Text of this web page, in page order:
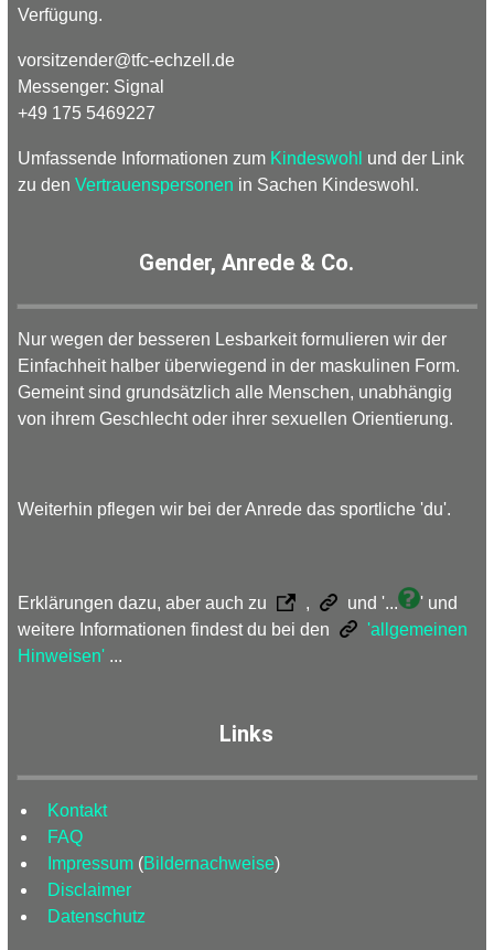
Verfügung.
vorsitzender@tfc-echzell.de
Messenger: Signal
+49 175 5469227
Umfassende Informationen zum Kindeswohl und der Link
zu denVertrauenspersonen in Sachen Kindeswohl.
Gender, Anrede & Co.
Nur wegen der besseren Lesbarkeit formulieren wir der
Einfachheit halber überwiegend in der maskulinen Form.
Gemeint sind grundsätzlich alle Menschen, unabhängig
von ihrem Geschlecht oder ihrer sexuellen Orientierung.
Weiterhin pflegen wir bei der Anrede das sportliche 'du'.
Erklärungen dazu, aber auch zu , und '...
' und
weitere Informationen findest du bei den
'allgemeinen
Hinweisen' ...
Links
Kontakt
FAQ
Impressum (Bildernachweise)
Disclaimer
Datenschutz